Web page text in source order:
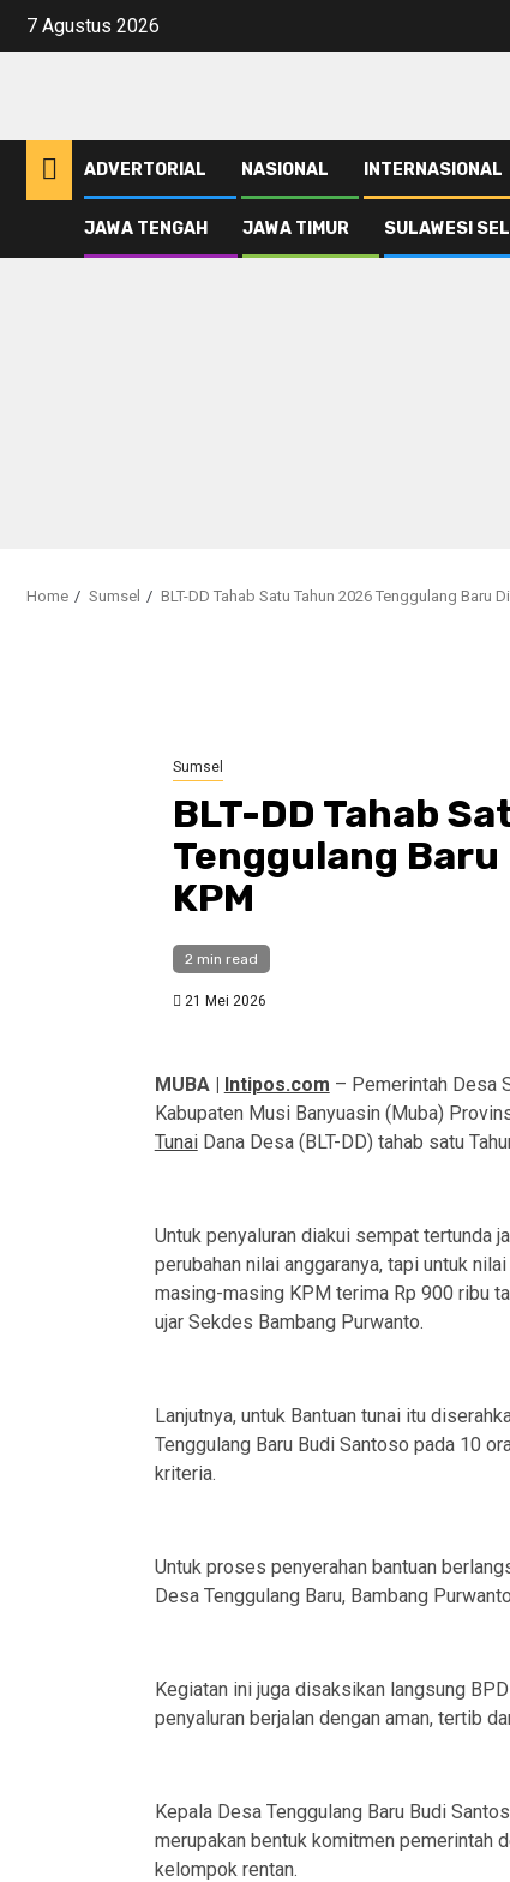
Skip
7 Agustus 2026
ADVERTORIAL NASIONAL INTERNASIONAL
JAWA TENGAH JAWA TIMUR SULAWESI
Home Sumsel BLT-DD Tahab Satu Tahun 2026 Tenggulang Baru
Sumsel
BLT-DD Tahab
Tenggulang Baru
KPM
2 min read
21 Mei 2026
MUBA | Intipos.com – Pemerintah Desa
Kabupaten Musi Banyuasin (Muba)
TunaiDana Desa (BLT-DD) tahab satu
Untuk penyaluran diakui sempat tertunda
perubahan nilai anggaranya, tapi untuk
masing-masing KPM terima Rp 900 ribu
ujar Sekdes Bambang Purwanto.
Lanjutnya, untuk Bantuan tunai itu
Tenggulang Baru Budi Santoso pada 10
kriteria.
Untuk proses penyerahan bantuan
Desa Tenggulang Baru, Bambang
Kegiatan ini juga disaksikan langsung
penyaluran berjalan dengan aman, tertib
Kepala Desa Tenggulang Baru Budi
merupakan bentuk komitmen pemerintah
kelompok rentan.